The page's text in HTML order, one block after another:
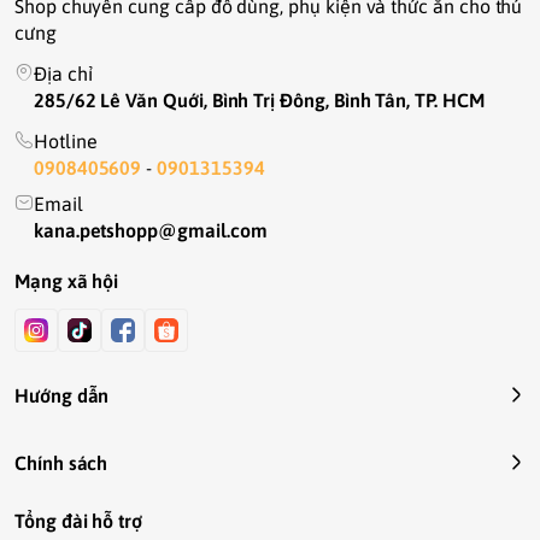
Shop chuyên cung cấp đồ dùng, phụ kiện và thức ăn cho thú
cưng
Địa chỉ
285/62 Lê Văn Quới, Bình Trị Đông, Bình Tân, TP. HCM
Hotline
0908405609-0901315394
Email
kana.petshopp@gmail.com
Mạng xã hội
Hướng dẫn
Chính sách
Tổng đài hỗ trợ